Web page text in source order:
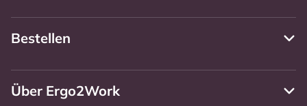
Bestellen
Über Ergo2Work